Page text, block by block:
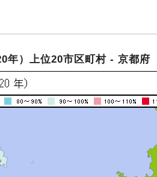
年）上位20市区町村 - 京都府